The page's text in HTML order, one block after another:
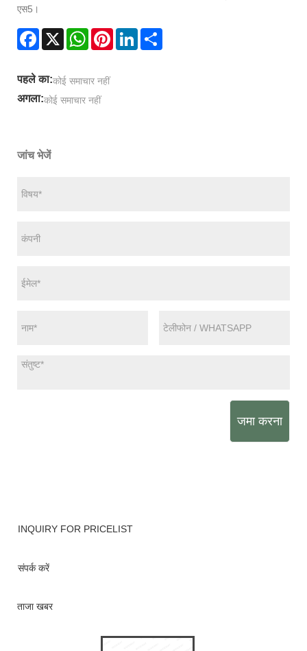
एस5।
Facebook
X WhatsAppPinterestLinkedIn
पहले का:कोई समाचार नहीं
अगला:कोई समाचार नहीं
जांच भेजें
जमा करना
INQUIRY FOR PRICELIST
संपर्क करें
ताजा खबर